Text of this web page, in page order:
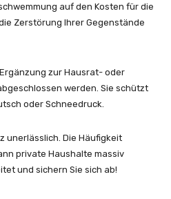
auf den Kosten für die
Zerstörung Ihrer Gegenstände
zur Hausrat- oder
werden. Sie schützt
oder Schneedruck.
unerlässlich. Die Häufigkeit
private Haushalte massiv
und sichern Sie sich ab!